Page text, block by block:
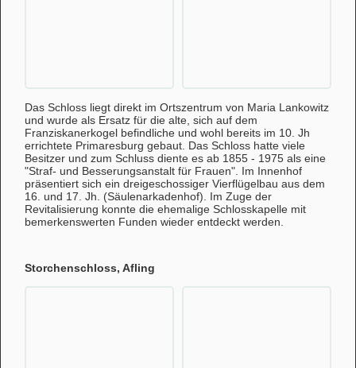
Das Schloss liegt direkt im Ortszentrum von Maria Lankowitz
und wurde als Ersatz für die alte, sich auf dem
Franziskanerkogel befindliche und wohl bereits im 10. Jh
errichtete Primaresburg gebaut. Das Schloss hatte viele
Besitzer und zum Schluss diente es ab 1855 - 1975 als eine
"Straf- und Besserungsanstalt für Frauen". Im Innenhof
präsentiert sich ein dreigeschossiger Vierflügelbau aus dem
16. und 17. Jh. (Säulenarkadenhof). Im Zuge der
Revitalisierung konnte die ehemalige Schlosskapelle mit
bemerkenswerten Funden wieder entdeckt werden.
Storchenschloss, Afling